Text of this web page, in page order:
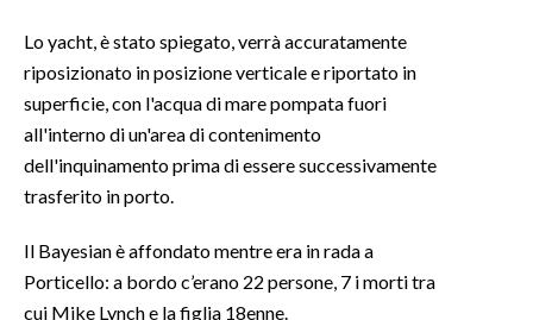
INSULARITÀ
ABBONATI
ANNUNCI
SPIAGGE
Lo yacht, è stato spiegato, verrà accuratamente
riposizionato in posizione verticale e riportato in
superficie, con l'acqua di mare pompata fuori
all'interno di un'area di contenimento
dell'inquinamento prima di essere successivamente
trasferito in porto.
Il Bayesian è affondato mentre era in rada a
Porticello: a bordo c’erano 22 persone, 7 i morti tra
cui Mike Lynch e la figlia 18enne.